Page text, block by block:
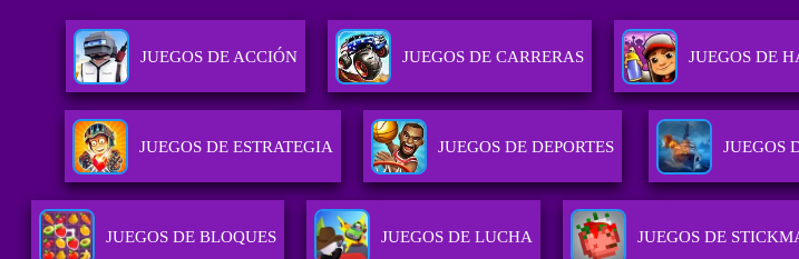
JUEGOS DE ACCIÓN JUEGOS DE CARRERAS JUEGOS DE
JUEGOS DE ESTRATEGIA JUEGOS DE DEPORTES JUEGOS
JUEGOS DE BLOQUES JUEGOS DE LUCHA JUEGOS DE